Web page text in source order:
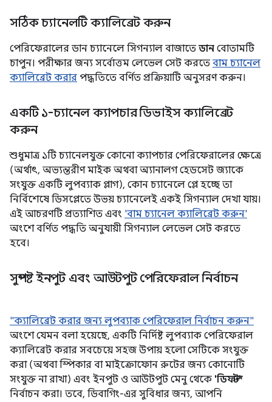
সঠিক চ্যানেলটি ক্যালিব্রেট করুন
পেরিফেরালের ডান চ্যানেলে সিগন্যাল বাজাতে ডান বোতামটি
চাপুন। পরীক্ষার জন্য সর্বোত্তম লেভেল সেট করতে বাম চ্যানেল
ক্যালিব্রেট করার পদ্ধতিতে বর্ণিত প্রক্রিয়াটি অনুসরণ করুন।
একটি ১-চ্যানেল ক্যাপচার ডিভাইস ক্যালিব্রেট
করুন
শুধুমাত্র ১টি চ্যানেলযুক্ত কোনো ক্যাপচার পেরিফেরালের ক্ষেত্রে
(অর্থাৎ, অভ্যন্তরীণ মাইক অথবা অ্যানালগ হেডসেট জ্যাকে
সংযুক্ত একটি লুপব্যাক প্লাগ), কোন চ্যানেলে প্লে হচ্ছে তা
নির্বিশেষে ডিসপ্লেতে উভয় চ্যানেলেই একই সিগন্যাল দেখা যায়।
এই আচরণটি প্রত্যাশিত এবং 'বাম চ্যানেল ক্যালিব্রেট করুন'
অংশে বর্ণিত পদ্ধতি অনুযায়ী সিগন্যাল লেভেল সেট করতে
হবে।
সুস্পষ্ট ইনপুট এবং আউটপুট পেরিফেরাল নির্বাচন
"ক্যালিব্রেট করার জন্য লুপব্যাক পেরিফেরাল নির্বাচন করুন"
অংশে যেমন বলা হয়েছে, একটি নির্দিষ্ট লুপব্যাক পেরিফেরাল
ক্যালিব্রেট করার সবচেয়ে সহজ উপায় হলো সেটিকে সংযুক্ত
করা (অথবা স্পিকার বা মাইক্রোফোন রুটের জন্য কোনোটি
সংযুক্ত না রাখা) এবং ইনপুট ও আউটপুট মেনু থেকে 'ডিফল্ট'
নির্বাচন করা। তবে, ডিবাগিং-এর সুবিধার জন্য, আপনি